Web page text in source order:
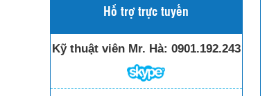
Hỗ trợ trực tuyến
Kỹ thuật viên Mr. Hà: 0901.192.243